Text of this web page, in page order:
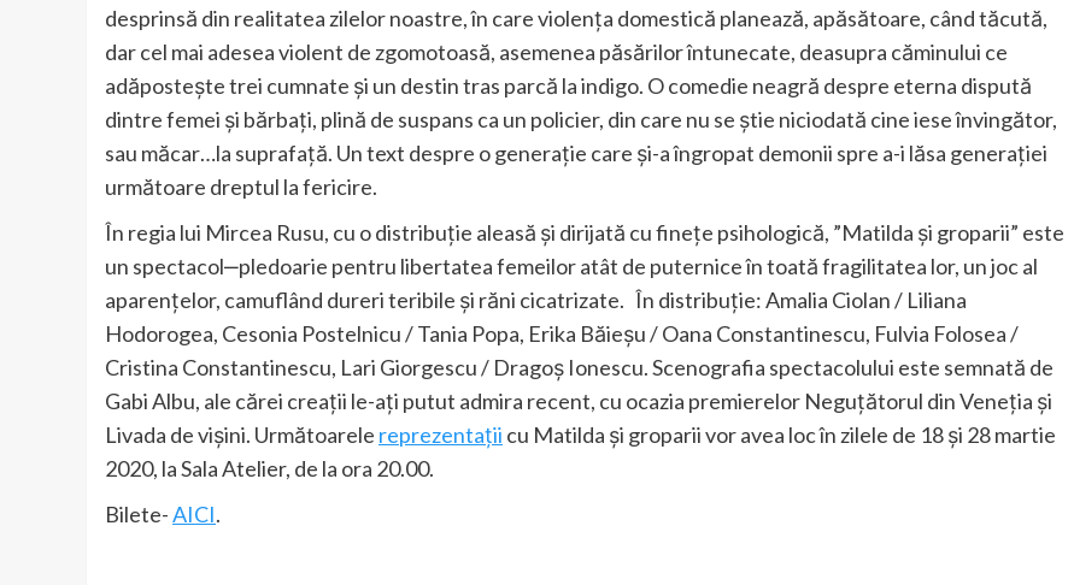
desprinsă din realitatea zilelor noastre, în care violenţa domestică planează, apăsătoare, când tăcută,
dar cel mai adesea violent de zgomotoasă, asemenea păsărilor întunecate, deasupra căminului ce
adăposteşte trei cumnate şi un destin tras parcă la indigo. O comedie neagră despre eterna dispută
dintre femei şi bărbaţi, plină de suspans ca un policier, din care nu se ştie niciodată cine iese învingător,
sau măcar…la suprafaţă. Un text despre o generație care și-a îngropat demonii spre a-i lăsa generației
următoare dreptul la fericire.
În regia lui Mircea Rusu, cu o distribuţie aleasă şi dirijată cu fineţe psihologică, ”Matilda şi groparii” este
un spectacol‒pledoarie pentru libertatea femeilor atât de puternice în toată fragilitatea lor, un joc al
aparenţelor, camuflând dureri teribile şi răni cicatrizate. În distribuţie: Amalia Ciolan / Liliana
Hodorogea, Cesonia Postelnicu / Tania Popa, Erika Băieşu / Oana Constantinescu, Fulvia Folosea /
Cristina Constantinescu, Lari Giorgescu / Dragoș Ionescu. Scenografia spectacolului este semnată de
Gabi Albu, ale cărei creaţii le-aţi putut admira recent, cu ocazia premierelor Neguţătorul din Veneţia şi
Livada de vişini. Următoarele reprezentaţii cu Matilda şi groparii vor avea loc în zilele de 18 şi 28 martie
2020, la Sala Atelier, de la ora 20.00.
Bilete-AICI.